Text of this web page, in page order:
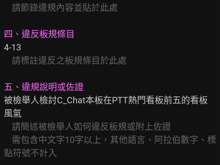
請節錄違規內容並貼於此處
四、違反板規條目
4-13
請標註違反之板規條目於此處
五、違規說明或佐證
被檢舉人檢討C_Chat本板在PTT熱門看板前五的看板
風氣
請簡述被檢舉人如何違反板規或附上佐證
需包含中文字10字以上，其他語言、阿拉伯數字、標
點符號不計入